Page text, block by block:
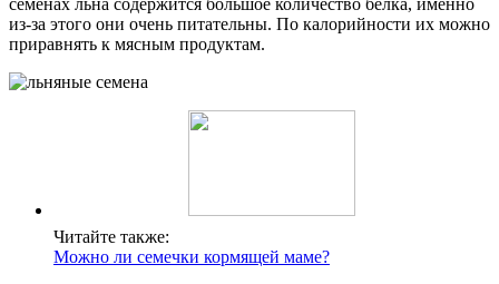
семенах льна содержится большое количество белка, именно
из-за этого они очень питательны. По калорийности их можно
приравнять к мясным продуктам.
Читайте также:
Можно ли семечки кормящей маме?